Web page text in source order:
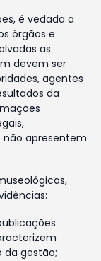
é vedada a
órgãos e
as
devem ser
agentes
da
não apresentem
da gestão;